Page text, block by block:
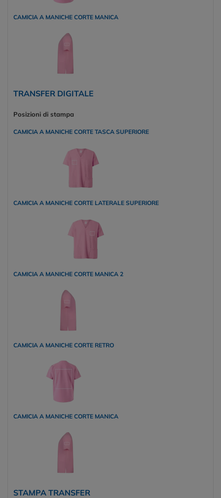
CAMICIA A MANICHE CORTE MANICA
TRANSFER DIGITALE
Posizioni di stampa
CAMICIA A MANICHE CORTE TASCA SUPERIORE
CAMICIA A MANICHE CORTE LATERALE SUPERIORE
CAMICIA A MANICHE CORTE MANICA 2
CAMICIA A MANICHE CORTE RETRO
CAMICIA A MANICHE CORTE MANICA
STAMPA TRANSFER